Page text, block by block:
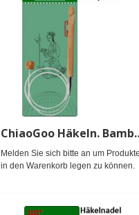
ChiaoGoo
Melden Sie sich bitte an um Produkte
in den Warenkorb legen zu können.